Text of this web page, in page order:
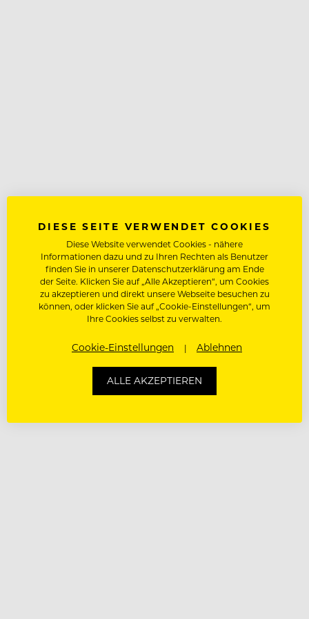
DIESE SEITE VERWENDET COOKIES
Diese Website verwendet Cookies - nähere
Informationen dazu und zu Ihren Rechten als Benutzer
finden Sie in unserer Datenschutzerklärung am Ende
der Seite. Klicken Sie auf „Alle Akzeptieren“, um Cookies
zu akzeptieren und direkt unsere Webseite besuchen zu
können, oder klicken Sie auf „Cookie-Einstellungen“, um
Ihre Cookies selbst zu verwalten.
Cookie-Einstellungen Ablehnen
ALLE AKZEPTIEREN